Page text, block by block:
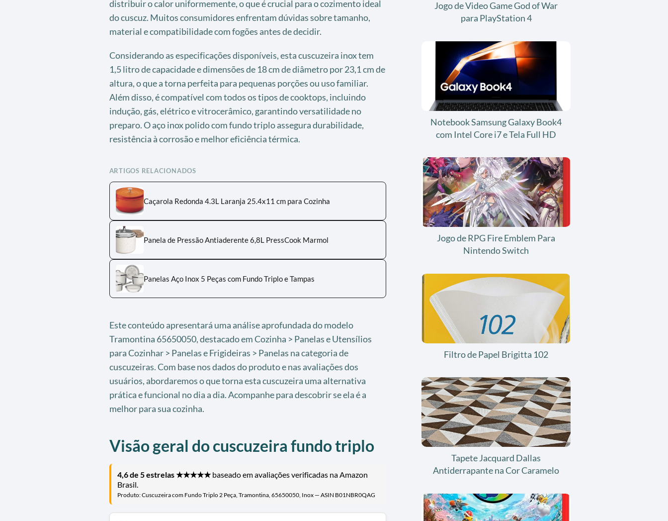
distribuir o calor uniformemente, o que é crucial para o cozimento ideal
do cuscuz. Muitos consumidores enfrentam dúvidas sobre tamanho,
material e compatibilidade com fogões antes de decidir.
Considerando as especificações disponíveis, esta cuscuzeira inox tem
1,5 litro de capacidade e dimensões de 18 cm de diâmetro por 23,1 cm de
altura, o que a torna perfeita para pequenas porções ou uso familiar.
Além disso, é compatível com todos os tipos de cooktops, incluindo
indução, gás, elétrico e vitrocerâmico, garantindo versatilidade no
preparo. O aço inox polido com fundo triplo assegura durabilidade,
resistência à corrosão e melhor eficiência térmica.
ARTIGOS RELACIONADOS
Caçarola Redonda 4.3L Laranja 25.4x11 cm para Cozinha
Panela de Pressão Antiaderente 6,8L PressCook Marmol
Panelas Aço Inox 5 Peças com Fundo Triplo e Tampas
Este conteúdo apresentará uma análise aprofundada do modelo
Tramontina 65650050, destacado em Cozinha > Panelas e Utensílios
para Cozinhar > Panelas e Frigideiras > Panelas na categoria de
cuscuzeiras. Com base nos dados do produto e nas avaliações dos
usuários, abordaremos o que torna esta cuscuzeira uma alternativa
prática e funcional no dia a dia. Acompanhe para descobrir se ela é a
melhor para sua cozinha.
Visão geral do cuscuzeira fundo triplo
4,6 de 5 estrelas ★★★★★baseado em avaliações verificadas na Amazon
Brasil.
Produto: Cuscuzeira com Fundo Triplo 2 Peça, Tramontina, 65650050, Inox — ASIN B01NBR0QAG
Jogo de Video Game God of War
para PlayStation 4
Notebook Samsung Galaxy Book4
com Intel Core i7 e Tela Full HD
Jogo de RPG Fire Emblem Para
Nintendo Switch
Filtro de Papel Brigitta 102
Tapete Jacquard Dallas
Antiderrapante na Cor Caramelo